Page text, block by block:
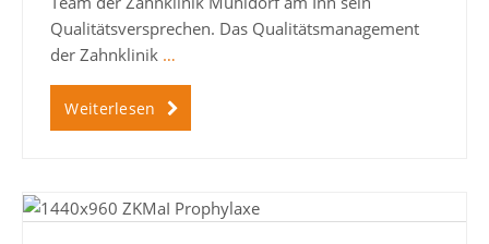
Qualitätsversprechen. Das Qualitätsmanagement
der Zahnklinik …
Weiterlesen